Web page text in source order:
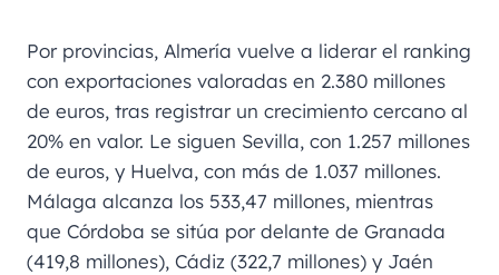
Por provincias, Almería vuelve a liderar el ranking
con exportaciones valoradas en 2.380 millones
de euros, tras registrar un crecimiento cercano al
20% en valor. Le siguen Sevilla, con 1.257 millones
de euros, y Huelva, con más de 1.037 millones.
Málaga alcanza los 533,47 millones, mientras
que Córdoba se sitúa por delante de Granada
(419,8 millones), Cádiz (322,7 millones) y Jaén